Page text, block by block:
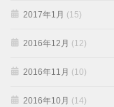
2017年1月 (15)
2016年12月 (12)
2016年11月 (10)
2016年10月 (14)